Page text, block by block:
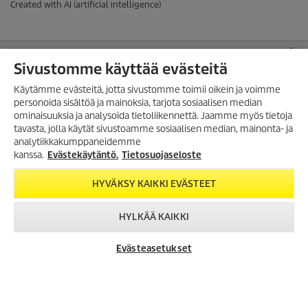
TILAA UUTISKIRJE!
seuraavasta ostosta 10%
alennuksen
verkkokaupassamme.
Created with AI (artificial intelligence)
MAKSUTAVAT
ASIAKASPALVELU
LISÄTIETOA
SUOMEN TOIMISTO
JURIDISTA TIETOA
Sivustomme käyttää evästeitä
Käytämme evästeitä, jotta sivustomme toimii oikein ja voimme
personoida sisältöä ja mainoksia, tarjota sosiaalisen median
ominaisuuksia ja analysoida tietoliikennettä. Jaamme myös tietoja
tavasta, jolla käytät sivustoamme sosiaalisen median, mainonta- ja
analytiikkakumppaneidemme
kanssa. Evästekäytäntö. Tietosuojaseloste
HYVÄKSY KAIKKI EVÄSTEET
HYLKÄÄ KAIKKI
Evästeasetukset